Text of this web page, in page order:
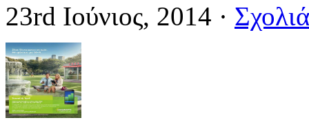
23rd Ιούνιος, 2014 ·